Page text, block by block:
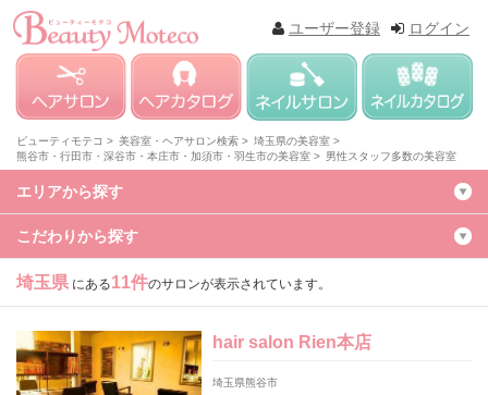
ログイン
ユーザー登録
ビューティモテコ > 美容室・ヘアサロン検索 > 埼玉県の美容室 >
熊谷市・行田市・深谷市・本庄市・加須市・羽生市の美容室 > 男性スタッフ多数の美容室
エリアから探す
こだわりから探す
埼玉県 にある11件のサロンが表示されています。
hair salon Rien本店
埼玉県熊谷市